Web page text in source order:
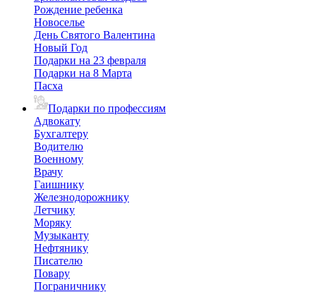
Рождение ребенка
Новоселье
День Святого Валентина
Новый Год
Подарки на 23 февраля
Подарки на 8 Марта
Пасха
Подарки по профессиям
Адвокату
Бухгалтеру
Водителю
Военному
Врачу
Гаишнику
Железнодорожнику
Летчику
Моряку
Музыканту
Нефтянику
Писателю
Повару
Пограничнику